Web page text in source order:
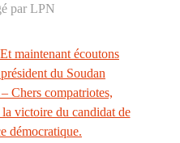
par LPN
maintenant écoutons
du Soudan
Chers compatriotes,
victoire du candidat de
démocratique.